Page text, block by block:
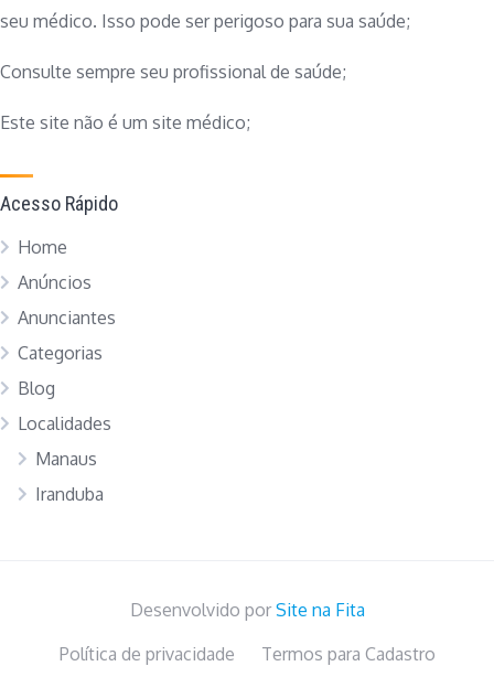
seu médico. Isso pode ser perigoso para sua saúde;
Consulte sempre seu profissional de saúde;
Este site não é um site médico;
Acesso Rápido
Home
Anúncios
Anunciantes
Categorias
Blog
Localidades
Manaus
Iranduba
Desenvolvido por Site na Fita
Política de privacidade
Termos para Cadastro